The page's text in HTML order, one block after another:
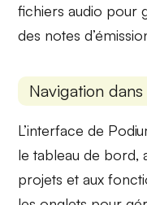
fichiers audio pour
des notes
Navigation dans
L’interface de
letableau de bord,
projets et aux